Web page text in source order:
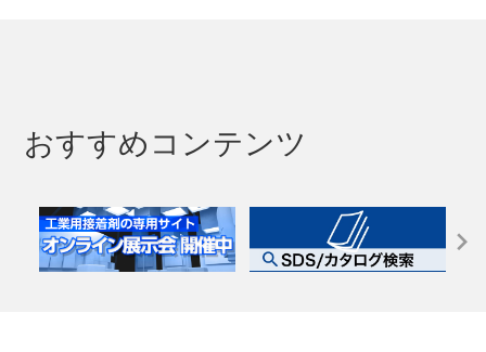
おすすめコンテンツ